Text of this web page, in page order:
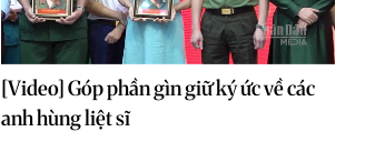
[Video] Góp phần gìn giữ ký ức về các
anh hùng liệt sĩ